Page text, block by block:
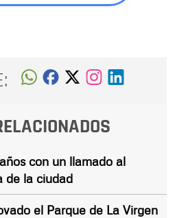
con un llamado al
de la ciudad
el Parque de La Virgen